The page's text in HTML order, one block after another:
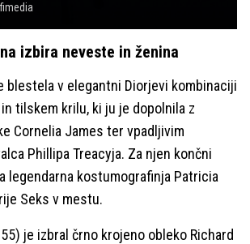
izbira neveste in ženina
blestela v elegantni Diorjevi kombinaciji
tilskem krilu, ki ju je dopolnila z
Cornelia James ter vpadljivim
Phillipa Treacyja. Za njen končni
legendarna kostumografinja Patricia
Seks v mestu.
je izbral črno krojeno obleko Richard